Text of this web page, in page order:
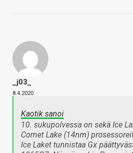
_j03_
8.4.2020
Kaotik sanoi
10. sukupolvessa on sekä Ice
Comet Lake (14nm)
Ice Laket tunnistaa Gx